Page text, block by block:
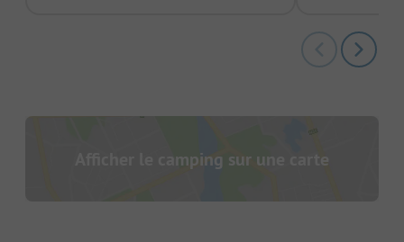
Afficher le camping sur une carte